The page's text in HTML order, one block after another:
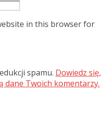
in this browser for
spamu. Dowiedz się,
dane Twoich komentarzy.